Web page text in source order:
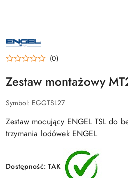
NAZWA
PRODUCENTA:
ENGEL (0)
Zestaw montażowy
Symbol: EGGTSL27
Zestaw mocujący ENGEL TSL do
trzymania lodówek ENGEL
Dostępność:TAK